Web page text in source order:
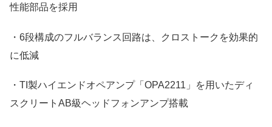
性能部品を採用
・6段構成のフルバランス回路は、クロストークを効果的
に低減
・TI製ハイエンドオペアンプ「OPA2211」を用いたディ
スクリートAB級ヘッドフォンアンプ搭載